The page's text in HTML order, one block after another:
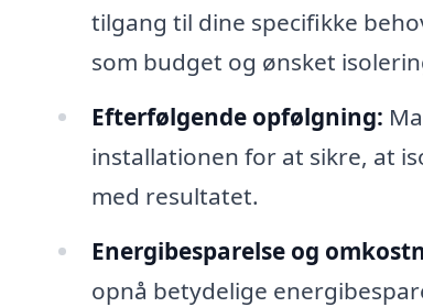
tilgang til dine specifikke
som budget og ønsket
Efterfølgende opfølgning:
installationen for at sikre, at
med resultatet.
Energibesparelse og
opnå betydelige